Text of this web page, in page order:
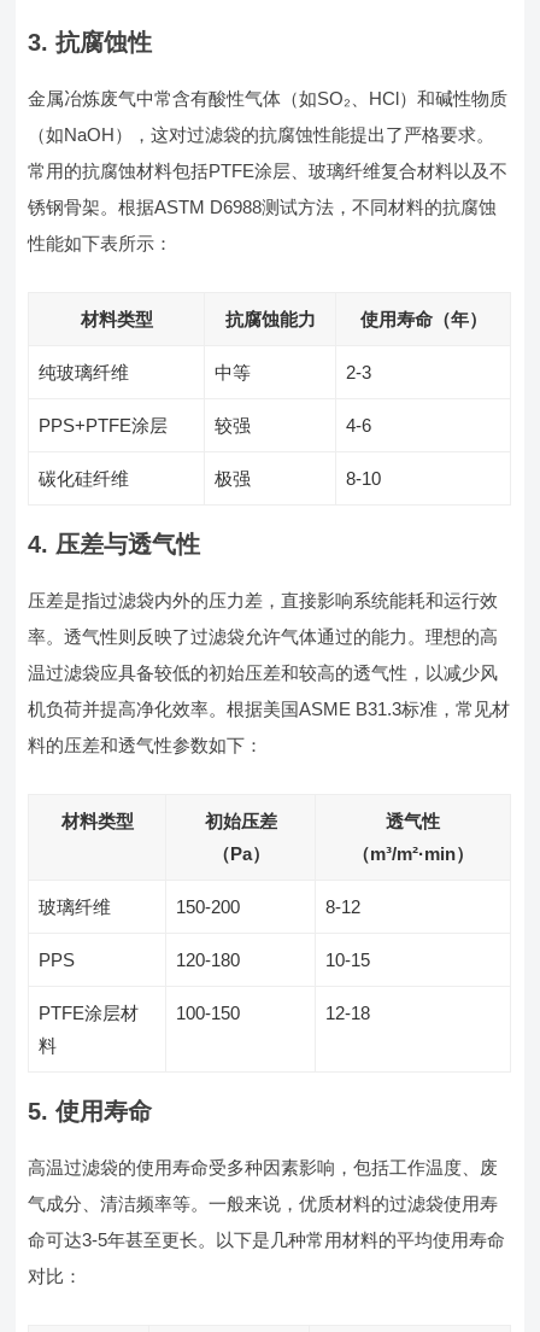
3. 抗腐蚀性
金属冶炼废气中常含有酸性气体（如SO₂、HCl）和碱性物质
（如NaOH），这对过滤袋的抗腐蚀性能提出了严格要求。
常用的抗腐蚀材料包括PTFE涂层、玻璃纤维复合材料以及不
锈钢骨架。根据ASTM D6988测试方法，不同材料的抗腐蚀
性能如下表所示：
材料类型 抗腐蚀能力 使用寿命（年）
纯玻璃纤维 中等 2-3
PPS+PTFE涂层 较强 4-6
碳化硅纤维 极强 8-10
4. 压差与透气性
压差是指过滤袋内外的压力差，直接影响系统能耗和运行效
率。透气性则反映了过滤袋允许气体通过的能力。理想的高
温过滤袋应具备较低的初始压差和较高的透气性，以减少风
机负荷并提高净化效率。根据美国ASME B31.3标准，常见材
料的压差和透气性参数如下：
材料类型
初始压差
（Pa）
透气性
（m³/m²·min）
玻璃纤维 150-200 8-12
PPS 120-180 10-15
PTFE涂层材
料
100-150 12-18
5. 使用寿命
高温过滤袋的使用寿命受多种因素影响，包括工作温度、废
气成分、清洁频率等。一般来说，优质材料的过滤袋使用寿
命可达3-5年甚至更长。以下是几种常用材料的平均使用寿命
对比：